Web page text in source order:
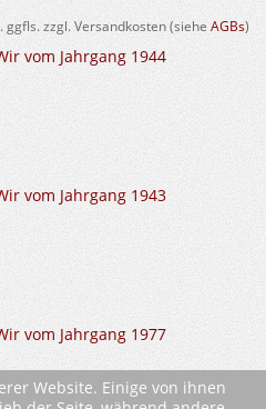
zzgl. Versandkosten (siehe AGBs)
vom Jahrgang 1944
vom Jahrgang 1943
vom Jahrgang 1977
Website. Einige von ihnen